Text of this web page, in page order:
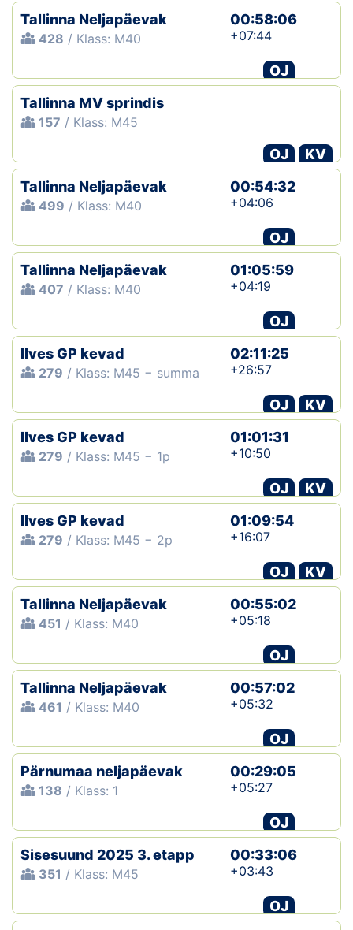
Tallinna Neljapäevak
428 / Klass: M40
00:58:06
+07:44
OJ
Tallinna MV sprindis
157 / Klass: M45
OJ
KV
Tallinna Neljapäevak
499 / Klass: M40
00:54:32
+04:06
OJ
Tallinna Neljapäevak
407 / Klass: M40
01:05:59
+04:19
OJ
Ilves GP kevad
279 / Klass: M45 − summa
02:11:25
+26:57
OJ
KV
Ilves GP kevad
279 / Klass: M45 − 1p
01:01:31
+10:50
OJ
KV
Ilves GP kevad
279 / Klass: M45 − 2p
01:09:54
+16:07
OJ
KV
Tallinna Neljapäevak
451 / Klass: M40
00:55:02
+05:18
OJ
Tallinna Neljapäevak
461 / Klass: M40
00:57:02
+05:32
OJ
Pärnumaa neljapäevak
138 / Klass: 1
00:29:05
+05:27
OJ
Sisesuund 2025 3. etapp
351 / Klass: M45
00:33:06
+03:43
OJ